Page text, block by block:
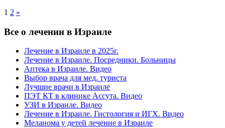
Пагинация
записей
1 2 Next
»
Все о лечении в Израиле
Лечение в Израиле в 2025г.
Лечение в Израиле. Посредники. Больницы
Аптека в Израиле. Видео
Выбор врача для мед. туриста
Лучшие врачи в Израиле
ПЭТ КТ в клинике Ассута. Видео
УЗИ в Израиле. Видео
Лечение в Израиле. Гистология и ИГХ. Видео
Меланома у детей лечение в Израиле